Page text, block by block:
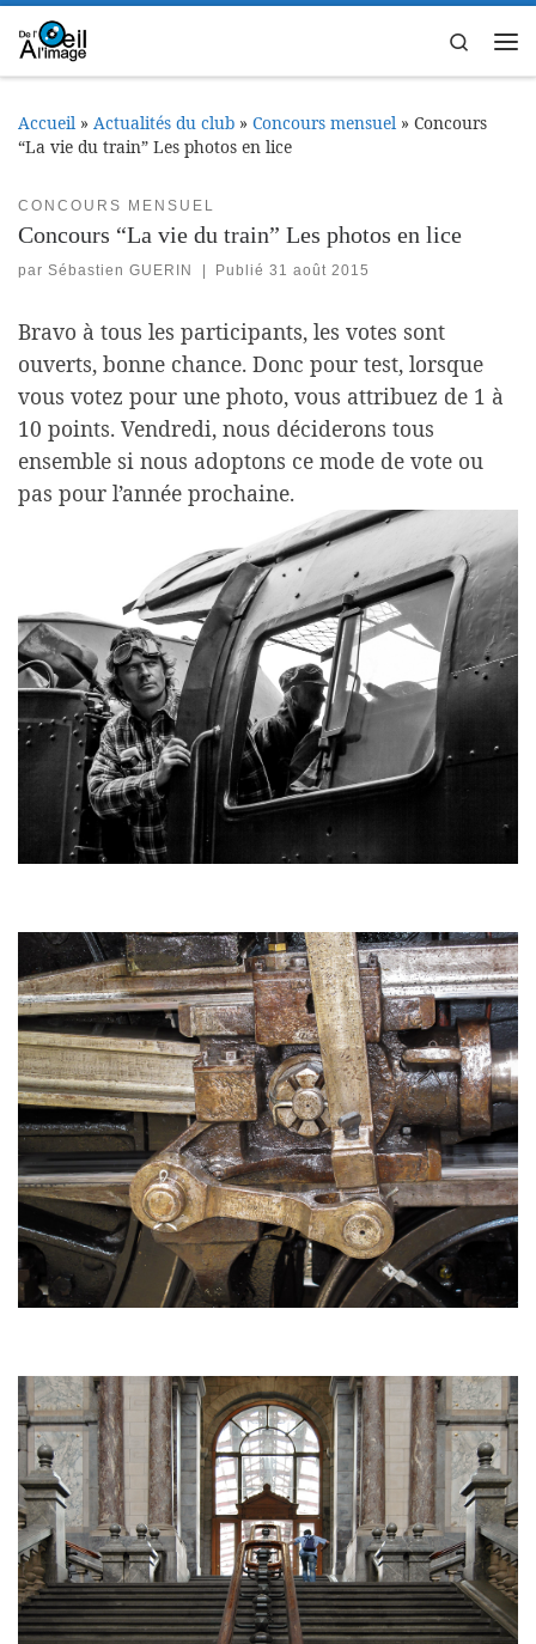
Passer au contenu
Search
Accueil » Actualités du club » Concours mensuel » Concours
“La vie du train” Les photos en lice
CONCOURS MENSUEL
Concours “La vie du train” Les photos en lice
par Sébastien GUERIN Publié31 août 2015
Bravo à tous les participants, les votes sont
ouverts, bonne chance. Donc pour test, lorsque
vous votez pour une photo, vous attribuez de 1 à
10 points. Vendredi, nous déciderons tous
ensemble si nous adoptons ce mode de vote ou
pas pour l’année prochaine.